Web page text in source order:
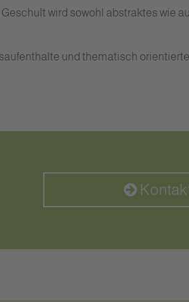
wird sowohl abstraktes wie
und thematisch